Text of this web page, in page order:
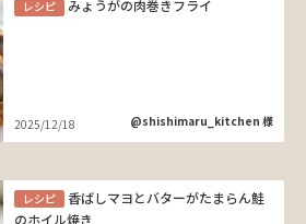
レシピ みょうがの肉巻きフライ
2025/12/18 @shishimaru_kitchen 様
レシピ
香ばしマヨとバターがたまらん鮭
のホイル焼き